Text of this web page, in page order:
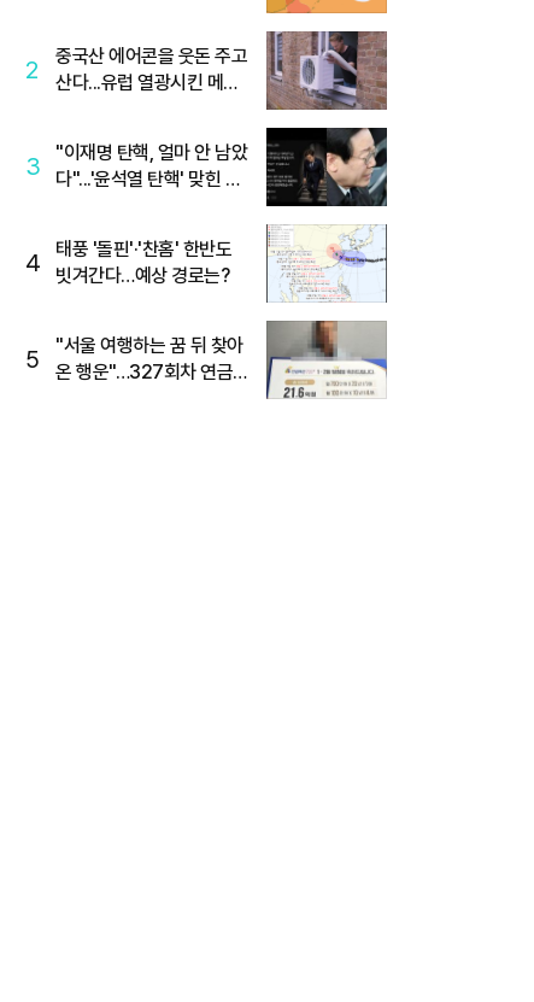
2
중국산 에어콘을 웃돈 주고
산다...유럽 열광시킨 메이
3
"이재명 탄핵, 얼마 안 남았
다"...'윤석열 탄핵' 맞힌 무
4
태풍 '돌핀'·'찬홈' 한반도
빗겨간다…예상 경로는?
5
"서울 여행하는 꿈 뒤 찾아
온 행운"…327회차 연금